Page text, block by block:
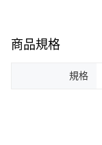
商品規格
規格